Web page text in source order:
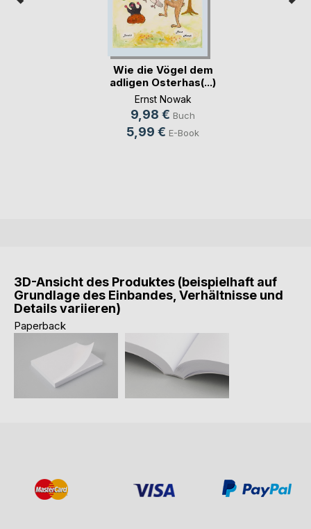
Wie die Vögel dem
adligen Osterhas(...)
Ernst Nowak
9,98 € Buch
5,99 € E-Book
3D-Ansicht des Produktes (beispielhaft auf
Grundlage des Einbandes, Verhältnisse und
Details variieren)
Paperback